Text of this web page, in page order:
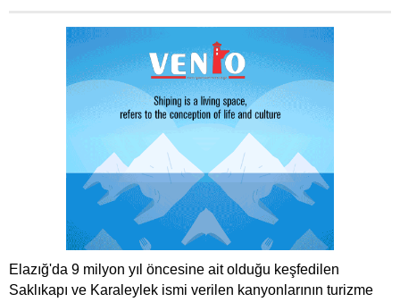
Elazığ'da 9 milyon yıl öncesine ait olduğu keşfedilen
Saklıkapı ve Karaleylek ismi verilen kanyonlarının turizme